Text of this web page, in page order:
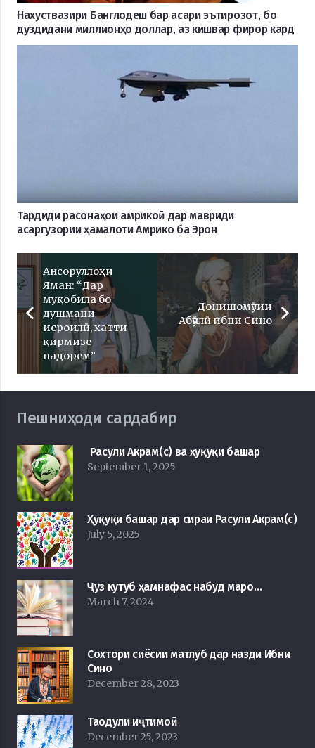
Нахуствазири Банглодеш бар асари эътирозот, бо
дуздидани миллионҳо доллар, аз кишвар фирор кард
Тардиди расонаҳои амрикоӣ дар мавриди
асаргузории ҳамалоти Амрико ба Эрон
Ансоруллоҳи
Яман: “Дар
муқобила бо
душмани
исроилӣ, хатти
қирмизе
надорем”
Донишомӯзии
Абӯалӣ ибни Сино
Пешниҳоди сардабир
Расули Акрам(с) ва ҳуқуқи башар
September 1, 2025
Ҳуқуқи башар дар сираи Расули Акрам(с)
July 5, 2025
Ҷуз кутуб ҳамнафас набуд маро…
March 7, 2024
Сохтори сиёсии матлуб дар назди Ибни
Сино
December 28, 2023
Таодули иҷтимоӣ
December 25, 2023